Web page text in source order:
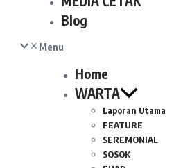
Blog
Menu
Home
WARTA
Laporan Utama
FEATURE
SEREMONIAL
SOSOK